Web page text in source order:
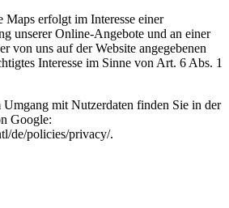
erfolgt im Interesse einer
unserer Online-Angebote und an einer
von uns auf der Website angegebenen
Interesse im Sinne von Art. 6 Abs. 1
mit Nutzerdaten finden Sie in der
Google:
de/policies/privacy/.